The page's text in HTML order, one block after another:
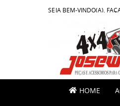
SEJA BEM-VINDO(A),
HOME